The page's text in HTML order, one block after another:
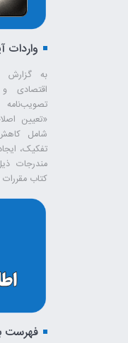
به گزارش
اقتصادی
شامل
تفکیک،
مندرجات
کتاب
فهرست